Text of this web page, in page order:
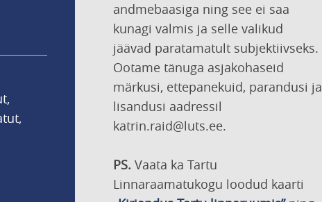
andmebaasiga ning see ei saa
kunagi valmis ja selle valikud
jäävad paratamatult subjektiivseks.
Ootame tänuga asjakohaseid
märkusi, ettepanekuid, parandusi ja
lisandusi aadressil
katrin.raid@luts.ee.
PS. Vaata ka Tartu
Linnaraamatukogu loodud kaarti